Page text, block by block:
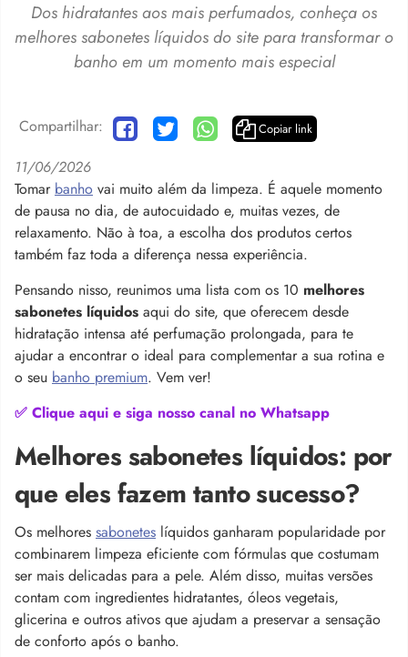
Dos hidratantes aos mais perfumados, conheça os
melhores sabonetes líquidos do site para transformar o
banho em um momento mais especial
Compartilhar: Copiar link
11/06/2026
Tomar banho vai muito além da limpeza. É aquele momento
de pausa no dia, de autocuidado e, muitas vezes, de
relaxamento. Não à toa, a escolha dos produtos certos
também faz toda a diferença nessa experiência.
Pensando nisso, reunimos uma lista com os 10 melhores
sabonetes líquidos aqui do site, que oferecem desde
hidratação intensa até perfumação prolongada, para te
ajudar a encontrar o ideal para complementar a sua rotina e
o seu banho premium. Vem ver!
✅ Clique aqui e siga nosso canal no Whatsapp
Melhores sabonetes líquidos: por
que eles fazem tanto sucesso?
Os melhores sabonetes líquidos ganharam popularidade por
combinarem limpeza eficiente com fórmulas que costumam
ser mais delicadas para a pele. Além disso, muitas versões
contam com ingredientes hidratantes, óleos vegetais,
glicerina e outros ativos que ajudam a preservar a sensação
de conforto após o banho.